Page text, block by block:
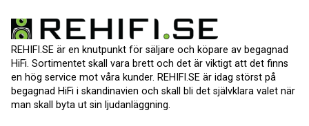
REHIFI.SE är en knutpunkt för säljare och köpare av begagnad
HiFi. Sortimentet skall vara brett och det är viktigt att det finns
en hög service mot våra kunder. REHIFI.SE är idag störst på
begagnad HiFi i skandinavien och skall bli det självklara valet när
man skall byta ut sin ljudanläggning.